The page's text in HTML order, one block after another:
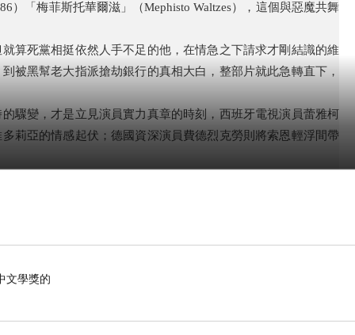
）「梅菲斯托華爾滋」（Mephisto Waltzes），這個與惡魔共舞
算死黨相挺依然人手不足的他，在情急之下請求才剛結識的維
被黑幫老大指派搶劫銀行的真相大白，整部片就此急轉直下，
驟變，才是立見演員實力真章的時刻，西班牙電視演員蕾雅柯
莉亞的情感起伏；德國資深演員費德烈克勞則將索恩輕浮間帶
文學獎的